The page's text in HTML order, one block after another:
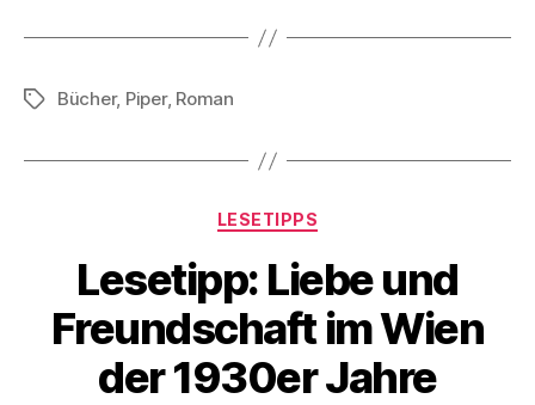
Schlagwörter
Bücher, Piper, Roman
Kategorien
LESETIPPS
Lesetipp: Liebe und
Freundschaft im Wien
der 1930er Jahre